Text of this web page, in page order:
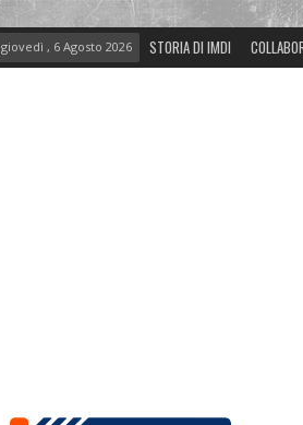
giovedì , 6 Agosto 2026 STORIA DI IMDI